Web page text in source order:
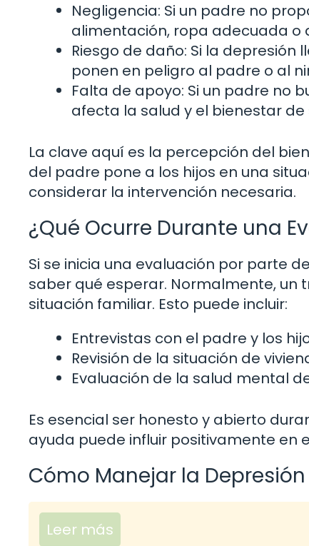
Negligencia: Si un padre no
alimentación, ropa adecuada o
Riesgo de daño: Si la
ponen en peligro al padre o al
Falta de apoyo: Si un padre no
afecta la salud y el bienestar de
La clave aquí es la percepción del
del padre pone a los hijos en una
considerar la intervención necesaria.
¿Qué Ocurre Durante una
Si se inicia una evaluación por parte
saber qué esperar. Normalmente, un
situación familiar. Esto puede incluir:
Entrevistas con el padre y los
Revisión de la situación de
Evaluación de la salud mental
Es esencial ser honesto y abierto
ayuda puede influir positivamente en
Cómo Manejar la
Leer más